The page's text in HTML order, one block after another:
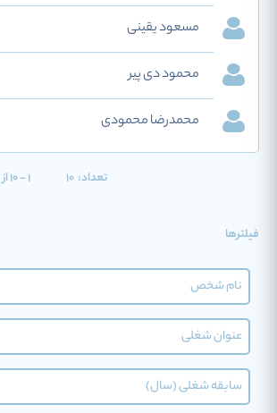
مسعود یقینی
محمود دی پیر
محمدرضا محمودی
تعداد: 10 1 - 10 از 37
فیلترها